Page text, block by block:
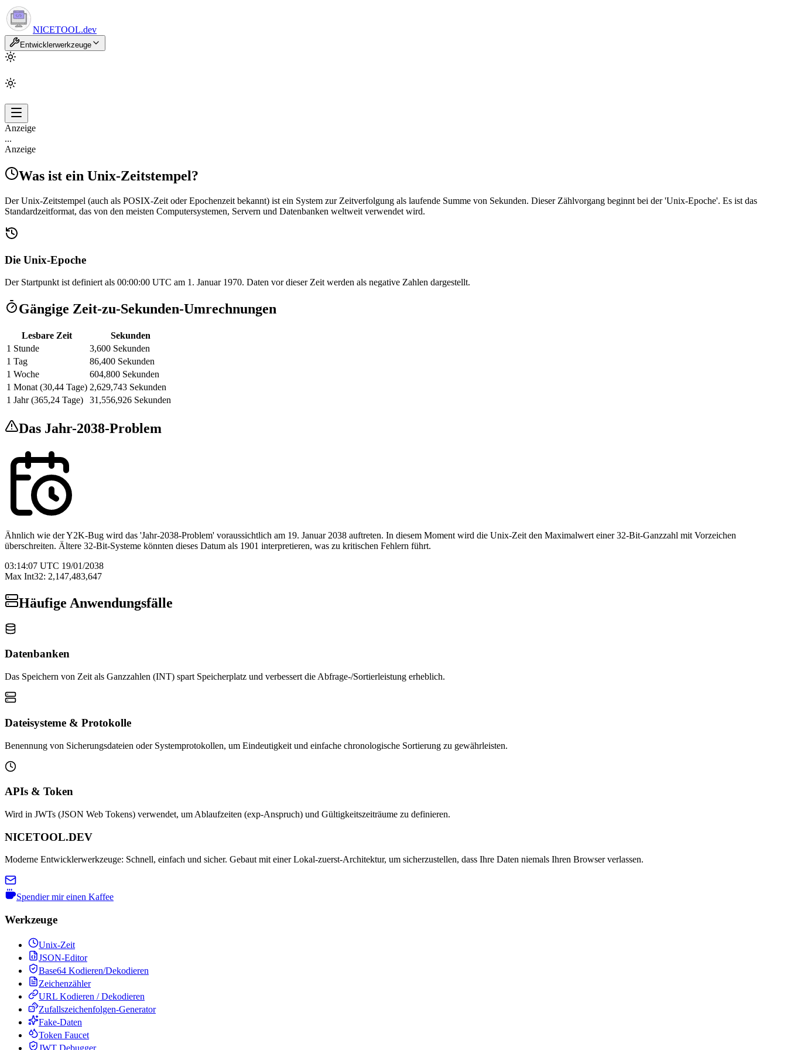
NICETOOL.dev
Entwicklerwerkzeuge
Anzeige
...
Anzeige
Was ist ein Unix-Zeitstempel?
Der Unix-Zeitstempel (auch als POSIX-Zeit oder Epochenzeit bekannt) ist ein System zur Zeitverfolgung als laufende Summe von Sekunden. Dieser Zählvorgang beginnt bei der 'Unix-Epoche'. Es ist das
Standardzeitformat, das von den meisten Computersystemen, Servern und Datenbanken weltweit verwendet wird.
Die Unix-Epoche
Der Startpunkt ist definiert als 00:00:00 UTC am 1. Januar 1970. Daten vor dieser Zeit werden als negative Zahlen dargestellt.
Gängige Zeit-zu-Sekunden-Umrechnungen
Lesbare Zeit
Sekunden
1 Stunde
3,600 Sekunden
1 Tag
86,400 Sekunden
1 Woche
604,800 Sekunden
1 Monat (30,44 Tage) 2,629,743 Sekunden
1 Jahr (365,24 Tage)
31,556,926 Sekunden
Das Jahr-2038-Problem
Ähnlich wie der Y2K-Bug wird das 'Jahr-2038-Problem' voraussichtlich am 19. Januar 2038 auftreten. In diesem Moment wird die Unix-Zeit den Maximalwert einer 32-Bit-Ganzzahl mit Vorzeichen
überschreiten. Ältere 32-Bit-Systeme könnten dieses Datum als 1901 interpretieren, was zu kritischen Fehlern führt.
03:14:07 UTC 19/01/2038
Max Int32: 2,147,483,647
Häufige Anwendungsfälle
Datenbanken
Das Speichern von Zeit als Ganzzahlen (INT) spart Speicherplatz und verbessert die Abfrage-/Sortierleistung erheblich.
Dateisysteme & Protokolle
Benennung von Sicherungsdateien oder Systemprotokollen, um Eindeutigkeit und einfache chronologische Sortierung zu gewährleisten.
APIs & Token
Wird in JWTs (JSON Web Tokens) verwendet, um Ablaufzeiten (exp-Anspruch) und Gültigkeitszeiträume zu definieren.
NICETOOL.DEV
Moderne Entwicklerwerkzeuge: Schnell, einfach und sicher. Gebaut mit einer Lokal-zuerst-Architektur, um sicherzustellen, dass Ihre Daten niemals Ihren Browser verlassen.
Spendier mir einen Kaffee
Werkzeuge
Unix-Zeit
JSON-Editor
Base64 Kodieren/Dekodieren
Zeichenzähler
URL Kodieren / Dekodieren
Zufallszeichenfolgen-Generator
Fake-Daten
Token Faucet
JWT Debugger